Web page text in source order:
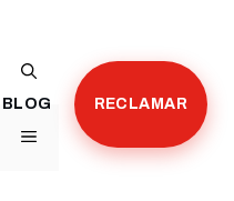
MENÚ
BLOG
RECLAMAR